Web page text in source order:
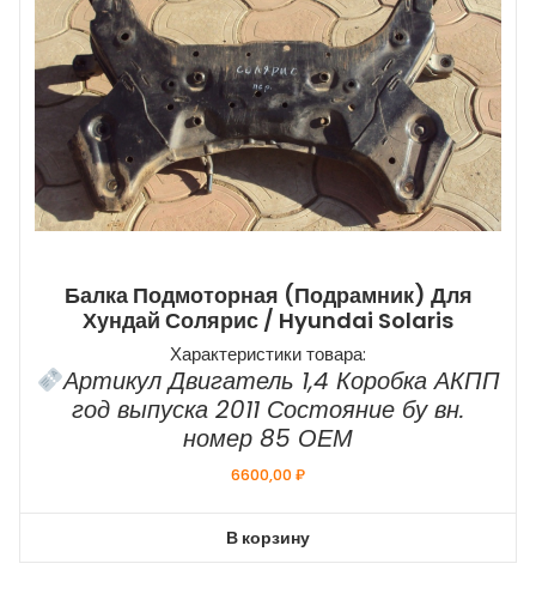
Балка Подмоторная (подрамник) Для
Хундай Солярис / Hyundai Solaris
Характеристики товара:
Артикул Двигатель 1,4 Коробка АКПП
год выпуска 2011 Состояние бу вн.
номер 85 ОЕМ
6600,00₽
В корзину